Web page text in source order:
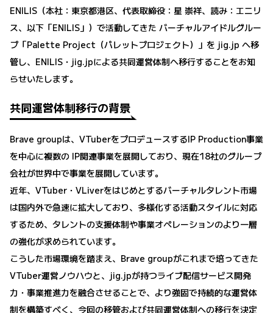
ENILIS（本社：東京都港区、代表取締役：星 崇祥、読み：エニリ
ス、以下「ENILIS」）で活動してきた バーチャルアイドルグルー
プ「Palette Project（パレットプロジェクト）」を jig.jp へ移
管し、ENILIS・jig.jpによる共同運営体制へ移行することをお知
らせいたします。
共同運営体制移行の背景
Brave groupは、VTuberをプロデュースするIP Production事業
を中心に複数の IP関連事業を展開しており、現在18社のグループ
会社が世界中で事業を展開しています。
近年、VTuber・VLiverをはじめとするバーチャルタレント市場
は国内外で急速に拡大しており、多様化する活動スタイルに対応
するため、タレントの支援体制や事業オペレーションのより一層
の強化が求められています。
こうした市場環境を踏まえ、Brave groupがこれまで培ってきた
VTuber運営ノウハウと、jig.jpが持つライブ配信サービス開発
力・事業推進力を融合させることで、より強固で持続的な運営体
制を構築すべく、今回の移管および共同運営体制への移行を決定